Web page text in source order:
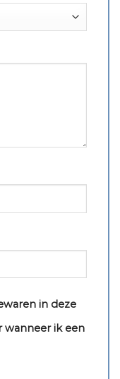
in deze
wanneer ik een